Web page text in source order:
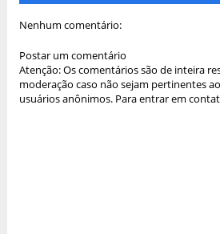
Nenhum comentário:
Postar um comentário
Atenção: Os comentários são de inteira
moderação caso não sejam pertinentes
usuários anônimos. Para entrar em